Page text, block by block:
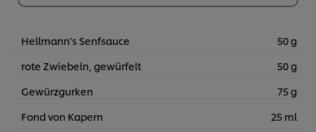
Hellmann's Senfsauce
50 g
rote Zwiebeln, gewürfelt
50 g
Gewürzgurken
75 g
Fond von Kapern
25 ml